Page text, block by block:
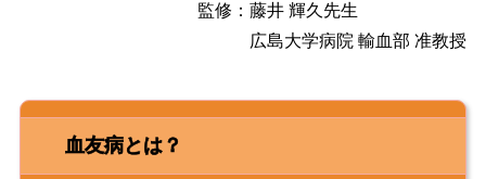
血友病とは？
監修：藤井 輝久先生
広島大学病院 輸血部 准教授